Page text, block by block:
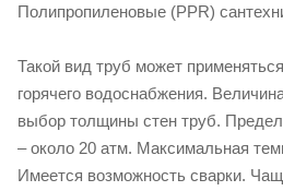
Полипропиленовые (PPR)
Такой вид труб может
горячего водоснабжения.
выбор толщины стен труб.
– около 20 атм. Максимальная
Имеется возможность сварки.